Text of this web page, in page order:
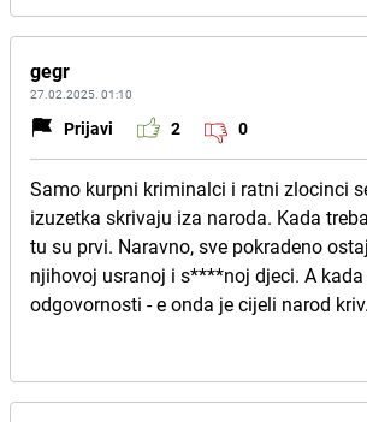
gegr
27.02.2025. 01:10
Prijavi 2 0
Samo kurpni kriminalci i ratni zlocinci
izuzetka skrivaju iza naroda. Kada
tu su prvi. Naravno, sve pokradeno
njihovoj usranoj i s****noj djeci. A kada
odgovornosti - e onda je cijeli narod